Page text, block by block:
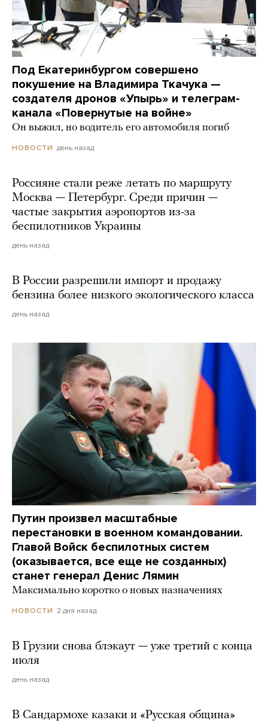
Под Екатеринбургом совершено
покушение на Владимира Ткачука —
создателя дронов «Упырь» и телеграм-
канала «Повернутые на войне»
Он выжил, но водитель его автомобиля погиб
НОВОСТИ день назад
Россияне стали реже летать по маршруту
Москва — Петербург. Среди причин —
частые закрытия аэропортов из-за
беспилотников Украины
день назад
В России разрешили импорт и продажу
бензина более низкого экологического класса
день назад
Путин произвел масштабные
перестановки в военном командовании.
Главой Войск беспилотных систем
(оказывается, все еще не созданных)
станет генерал Денис Лямин
Максимально коротко о новых назначениях
НОВОСТИ 2 дня назад
В Грузии снова блэкаут — уже третий с конца
июля
день назад
В Сандармохе казаки и «Русская община»